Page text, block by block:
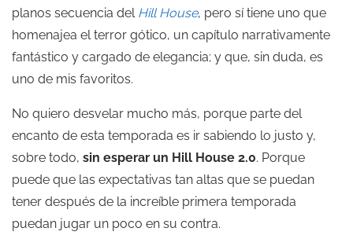
planos secuencia del Hill House, pero sí tiene uno que
homenajea el terror gótico, un capítulo narrativamente
fantástico y cargado de elegancia; y que, sin duda, es
uno de mis favoritos.
No quiero desvelar mucho más, porque parte del
encanto de esta temporada es ir sabiendo lo justo y,
sobre todo, sin esperar un Hill House 2.0. Porque
puede que las expectativas tan altas que se puedan
tener después de la increíble primera temporada
puedan jugar un poco en su contra.